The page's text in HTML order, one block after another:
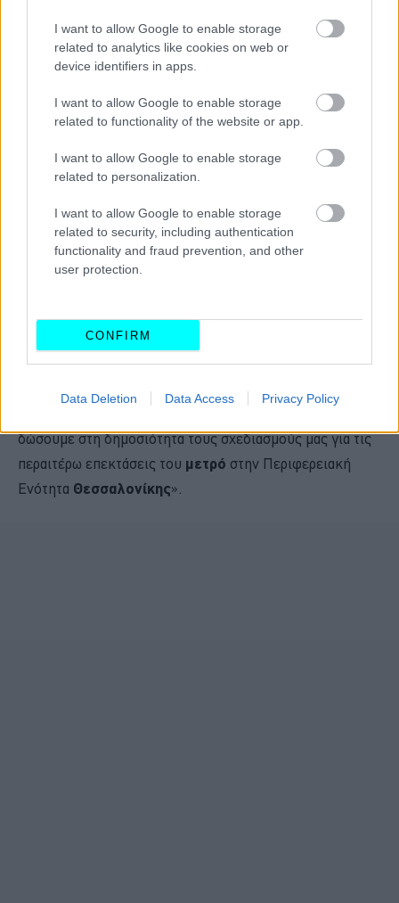
I want to allow Google to enable storage
related to analytics like cookies on web or
device identifiers in apps.
I want to allow Google to enable storage
related to functionality of the website or app.
I want to allow Google to enable storage
related to personalization.
I want to allow Google to enable storage
related to security, including authentication
functionality and fraud prevention, and other
user protection.
CONFIRM
Data Deletion Data Access Privacy Policy
μετρόέχουμε τοποθετηθεί με απόλυτο τρόπο. Το
Νοέμβριο του 2024θα είναι έτοιμο και μετάέξι με
θα είναι έτοιμη και η επέκτασή του προς την
δώσουμε στη δημοσιότητα τους σχεδιασμούς μας για τις
περαιτέρω επεκτάσεις του μετρό στην Περιφερειακή
Ενότητα Θεσσαλονίκης».